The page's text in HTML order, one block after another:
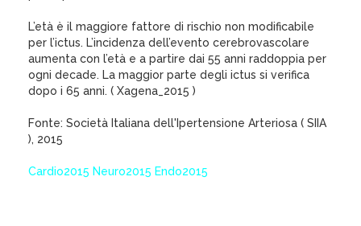
L’età è il maggiore fattore di rischio non modificabile
per l’ictus. L’incidenza dell’evento cerebrovascolare
aumenta con l’età e a partire dai 55 anni raddoppia per
ogni decade. La maggior parte degli ictus si verifica
dopo i 65 anni. ( Xagena_2015 )
Fonte: Società Italiana dell'Ipertensione Arteriosa ( SIIA
), 2015
Cardio2015 Neuro2015 Endo2015